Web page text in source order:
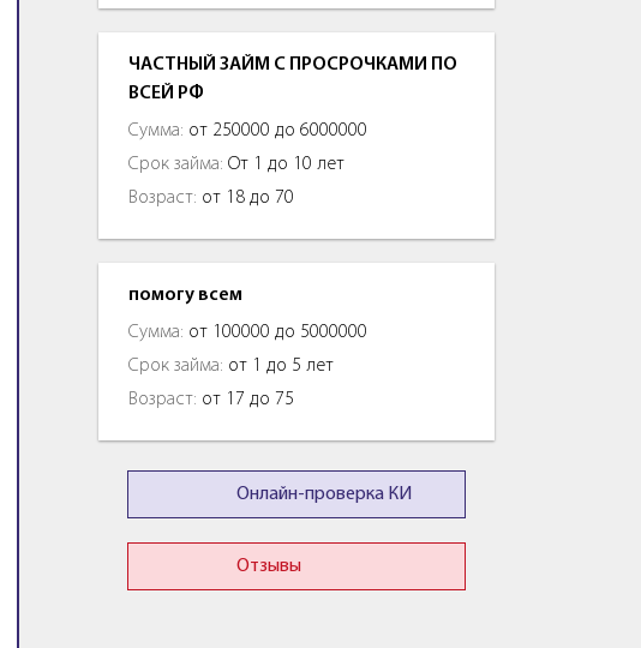
ЧАСТНЫЙ ЗАЙМ С ПРОСРОЧКАМИ ПО
ВСЕЙ РФ
Сумма: от 250000 до 6000000
Срок займа: От 1 до 10 лет
Возраст: от 18 до 70
помогу всем
Сумма: от 100000 до 5000000
Срок займа: от 1 до 5 лет
Возраст: от 17 до 75
Онлайн-проверка КИ
Отзывы